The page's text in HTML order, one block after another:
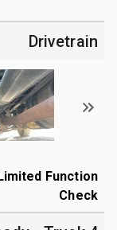
Drivetrain
Function
Check